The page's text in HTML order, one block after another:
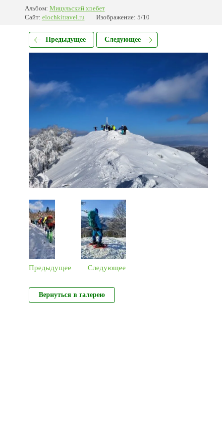
Альбом: Мицульский хребет
Сайт: elochkitravel.ru Изображение: 5/10
Предыдущее Следующее
Предыдущее Следующее
Вернуться в галерею